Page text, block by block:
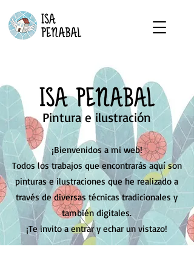
Pintura e ilustración
¡Bienvenidos a mi web!
Todos los trabajos que encontrarás aquí son
pinturas e ilustraciones que he realizado a
través de diversas técnicas tradicionales y
también digitales.
¡Te invito a entrar y echar un vistazo!